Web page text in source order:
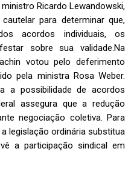
Ricardo Lewandowski,
para determinar que,
acordos individuais, os
sobre sua validade.Na
votou pelo deferimento
pela ministra Rosa Weber.
a possibilidade de acordos
assegura que a redução
negociação coletiva. Para
legislação ordinária substitua
a participação sindical em